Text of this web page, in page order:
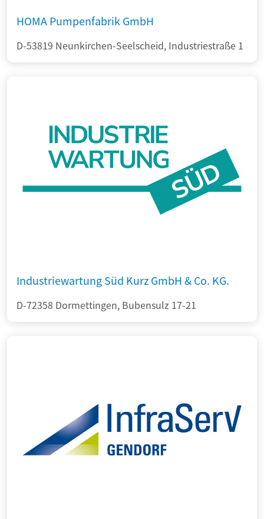
HOMA Pumpenfabrik GmbH
D-53819 Neunkirchen-Seelscheid, Industriestraße 1
Industriewartung Süd Kurz GmbH & Co. KG.
D-72358 Dormettingen, Bubensulz 17-21